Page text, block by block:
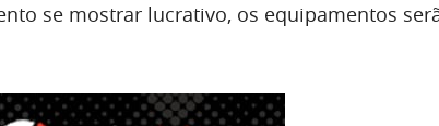
se mostrar lucrativo, os equipamentos